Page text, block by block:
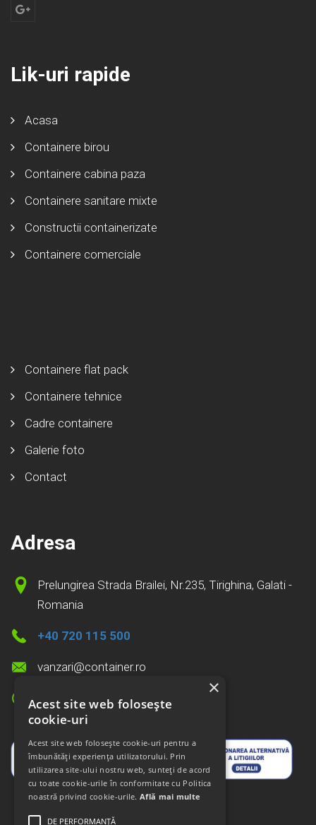
Lik-uri rapide
Acasa
Containere birou
Containere cabina paza
Containere sanitare mixte
Constructii containerizate
Containere comerciale
Containere flat pack
Containere tehnice
Cadre containere
Galerie foto
Contact
Adresa
Prelungirea Strada Brailei, Nr.235, Tirighina, Galati -
Romania
+40 720 115 500
vanzari@container.ro
8:00pm - 4:00pm
Sambata - Duminica Inchis
×
Acest site web folosește
cookie-uri
Acest site web folosește cookie-uri pentru a
îmbunătăți experiența utilizatorului. Prin
utilizarea site-ului nostru web, sunteți de acord
cu toate cookie-urile în conformitate cu Politica
noastră privind cookie-urile.Află mai multe
DE PERFORMANȚĂ